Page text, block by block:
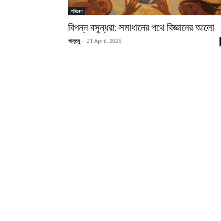
পরিবেশ
বিপন্ন বসুন্ধরা: সমাধানের পথে বিজ্ঞানের আলো
শান্তনু - 21 April, 2026